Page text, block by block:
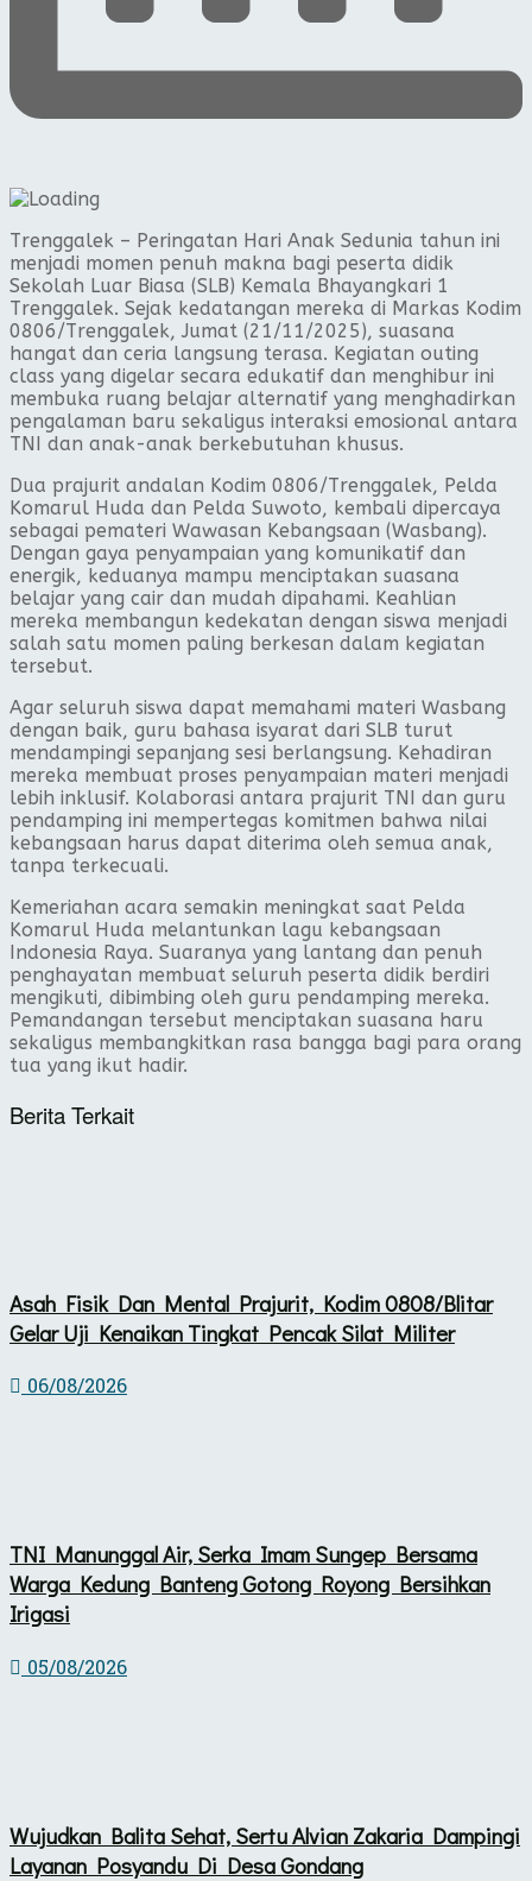
Trenggalek – Peringatan Hari Anak Sedunia tahun ini
menjadi momen penuh makna bagi peserta didik
Sekolah Luar Biasa (SLB) Kemala Bhayangkari 1
Trenggalek. Sejak kedatangan mereka di Markas Kodim
0806/Trenggalek, Jumat (21/11/2025), suasana
hangat dan ceria langsung terasa. Kegiatan outing
class yang digelar secara edukatif dan menghibur ini
membuka ruang belajar alternatif yang menghadirkan
pengalaman baru sekaligus interaksi emosional antara
TNI dan anak-anak berkebutuhan khusus.
Dua prajurit andalan Kodim 0806/Trenggalek, Pelda
Komarul Huda dan Pelda Suwoto, kembali dipercaya
sebagai pemateri Wawasan Kebangsaan (Wasbang).
Dengan gaya penyampaian yang komunikatif dan
energik, keduanya mampu menciptakan suasana
belajar yang cair dan mudah dipahami. Keahlian
mereka membangun kedekatan dengan siswa menjadi
salah satu momen paling berkesan dalam kegiatan
tersebut.
Agar seluruh siswa dapat memahami materi Wasbang
dengan baik, guru bahasa isyarat dari SLB turut
mendampingi sepanjang sesi berlangsung. Kehadiran
mereka membuat proses penyampaian materi menjadi
lebih inklusif. Kolaborasi antara prajurit TNI dan guru
pendamping ini mempertegas komitmen bahwa nilai
kebangsaan harus dapat diterima oleh semua anak,
tanpa terkecuali.
Kemeriahan acara semakin meningkat saat Pelda
Komarul Huda melantunkan lagu kebangsaan
Indonesia Raya. Suaranya yang lantang dan penuh
penghayatan membuat seluruh peserta didik berdiri
mengikuti, dibimbing oleh guru pendamping mereka.
Pemandangan tersebut menciptakan suasana haru
sekaligus membangkitkan rasa bangga bagi para orang
tua yang ikut hadir.
Berita Terkait
Asah Fisik Dan Mental Prajurit, Kodim 0808/Blitar
Gelar Uji Kenaikan Tingkat Pencak Silat Militer
06/08/2026
TNI Manunggal Air, Serka Imam Sungep Bersama
Warga Kedung Banteng Gotong Royong Bersihkan
Irigasi
05/08/2026
Wujudkan Balita Sehat, Sertu Alvian Zakaria Dampingi
Layanan Posyandu Di Desa Gondang